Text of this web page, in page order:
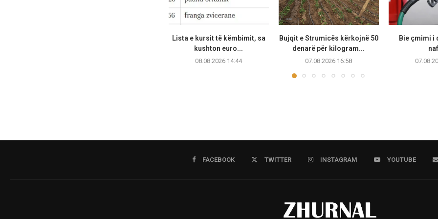
Lista e kursit të këmbimit, sa
kushton euro...
08.08.2026 14:44
Bujqit e Strumicës kërkojnë 50
denarë për kilogram...
07.08.2026 16:58
Bie çmimi i
FACEBOOK TWITTER INSTAGRAM YOUTUBE